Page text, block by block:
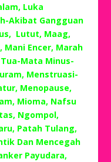
Luka
Akibat Gangguan
Lutut, Maag,
Mani Encer, Marah
Mata Minus-
Menstruasi-
Menopause,
Mioma, Nafsu
Ngompol,
Patah Tulang,
Dan Mencegah
Payudara,